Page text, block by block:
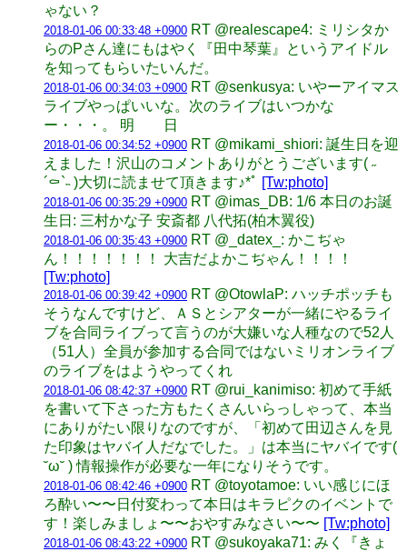
ゃない？
2018-01-06 00:33:48 +0900 RT @realescape4: ミリシタか
らのPさん達にもはやく『田中琴葉』というアイドル
を知ってもらいたいんだ。
2018-01-06 00:34:03 +0900 RT @senkusya: いやーアイマス
ライブやっぱいいな。次のライブはいつかな
ー・・・。 明 日
2018-01-06 00:34:52 +0900 RT @mikami_shiori: 誕生日を迎
えました！沢山のコメントありがとうございます( ˶
´⚰︎`˵ )大切に読ませて頂きます♪*ﾟ [Tw:photo]
2018-01-06 00:35:29 +0900 RT @imas_DB: 1/6 本日のお誕
生日: 三村かな子 安斎都 八代拓(柏木翼役)
2018-01-06 00:35:43 +0900 RT @_datex_: かこぢゃ
ん！！！！！！！ 大吉だよかこぢゃん！！！！
[Tw:photo]
2018-01-06 00:39:42 +0900 RT @OtowlaP: ハッチポッチも
そうなんですけど、ＡＳとシアターが一緒にやるライ
ブを合同ライブって言うのが大嫌いな人種なので52人
（51人）全員が参加する合同ではないミリオンライブ
のライブをはようやってくれ
2018-01-06 08:42:37 +0900 RT @rui_kanimiso: 初めて手紙
を書いて下さった方もたくさんいらっしゃって、本当
にありがたい限りなのですが、「初めて田辺さんを見
た印象はヤバイ人だなでした。」は本当にヤバイです(
˘ω˘ ) 情報操作が必要な一年になりそうです。
2018-01-06 08:42:46 +0900 RT @toyotamoe: いい感じにほ
ろ酔い〜〜日付変わって本日はキラピクのイベントで
す！楽しみましょ〜〜おやすみなさい〜〜 [Tw:photo]
2018-01-06 08:43:22 +0900 RT @sukoyaka71: みく『きょ